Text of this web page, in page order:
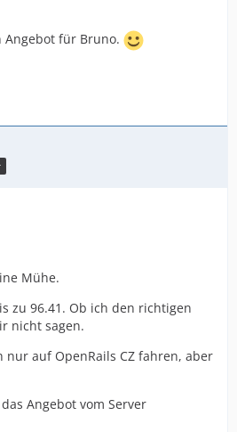
Angebot für Bruno.
Mühe.
zu 96.41. Ob ich den richtigen
nicht sagen.
nur auf OpenRails CZ fahren, aber
Angebot vom Server